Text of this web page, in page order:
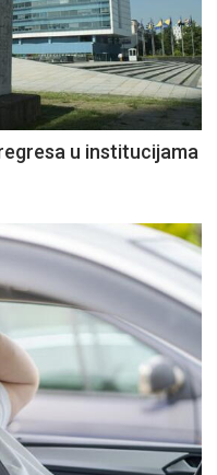
u institucijama